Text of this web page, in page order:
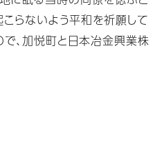
らないよう平和を祈願して
、加悦町と日本冶金興業株